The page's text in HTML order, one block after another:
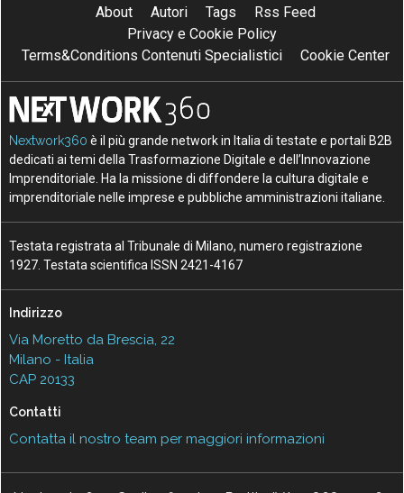
About Autori Tags
Rss Feed
Privacy e Cookie Policy
Terms&Conditions Contenuti Specialistici
Cookie Center
Nextwork360 è il più grande network in Italia di testate e portali B2B
dedicati ai temi della Trasformazione Digitale e dell’Innovazione
Imprenditoriale. Ha la missione di diffondere la cultura digitale e
imprenditoriale nelle imprese e pubbliche amministrazioni italiane.
Testata registrata al Tribunale di Milano, numero registrazione
1927. Testata scientifica ISSN 2421-4167
Indirizzo
Via Moretto da Brescia, 22
Milano - Italia
CAP 20133
Contatti
Contatta il nostro team per maggiori informazioni